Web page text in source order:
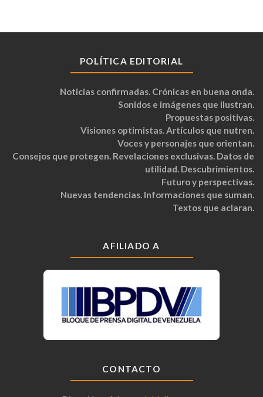
POLÍTICA EDITORIAL
Noticias confirmadas. Crónicas en buena onda.
Sonidos e imágenes que ilustran.
Propuestas positivas.
Visiones optimistas. Artículos que nutren.
Voces y personajes que orientan.
Consejos que protegen. Revelaciones exclusivas. Datos de
utilidad. Descubrimientos.
Futuro y perspectivas.
Nuevas tendencias. Informaciones que suman.
Textos que aclaran.
AFILIADO A
CONTACTO